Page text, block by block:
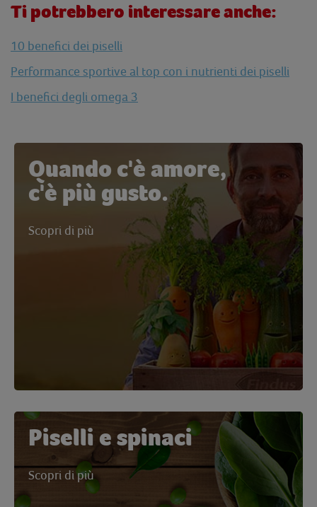
Ti potrebbero interessare anche:
10 benefici dei piselli
Performance sportive al top con i nutrienti dei piselli
I benefici degli omega 3
Quando c'è amore,
c'è più gusto.
Scopri di più
Piselli e spinaci
Scopri di più